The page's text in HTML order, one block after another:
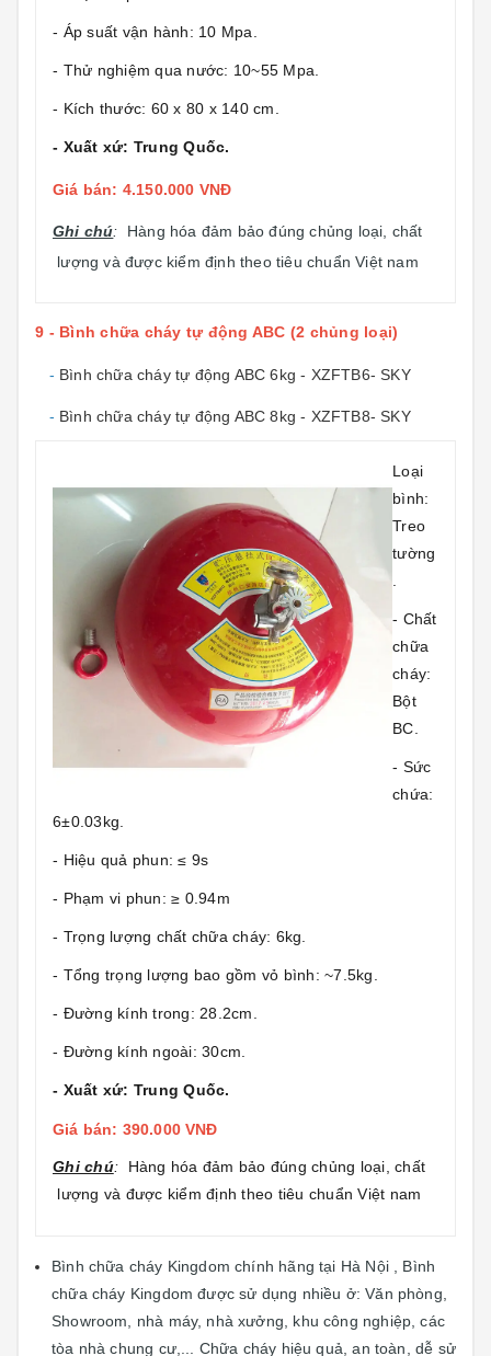
- Áp suất vận hành: 10 Mpa.
- Thử nghiệm qua nước: 10~55 Mpa.
- Kích thước: 60 x 80 x 140 cm.
- Xuất xứ: Trung Quốc.
Giá bán: 4.150.000 VNĐ
Ghi chú: Hàng hóa đảm bảo đúng chủng loại, chất
lượng và được kiểm định theo tiêu chuẩn Việt nam
9 - Bình chữa cháy tự động ABC (2 chủng loại)
- Bình chữa cháy tự động ABC 6kg - XZFTB6- SKY
- Bình chữa cháy tự động ABC 8kg - XZFTB8- SKY
Loại
bình:
Treo
tường
- Chất
chữa
cháy:
Bột
BC.
- Sức
chứa:
6±0.03kg.
- Hiệu quả phun: ≤ 9s
- Phạm vi phun: ≥ 0.94m
- Trọng lượng chất chữa cháy: 6kg.
- Tổng trọng lượng bao gồm vỏ bình: ~7.5kg.
- Đường kính trong: 28.2cm.
- Đường kính ngoài: 30cm.
- Xuất xứ: Trung Quốc.
Giá bán: 390.000 VNĐ
Ghi chú: Hàng hóa đảm bảo đúng chủng loại, chất
lượng và được kiểm định theo tiêu chuẩn Việt nam
Bình chữa cháy Kingdom chính hãng tại Hà Nội , Bình
chữa cháy Kingdom được sử dụng nhiều ở: Văn phòng,
Showroom, nhà máy, nhà xưởng, khu công nghiệp, các
tòa nhà chung cư,... Chữa cháy hiệu quả, an toàn, dễ sử